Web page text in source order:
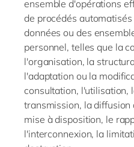
ensemble d'opérations
de procédés
données ou des
personnel, telles que la
l'organisation, la
l'adaptation ou la
consultation, l'utilisation,
transmission, la
mise à disposition, le
l'interconnexion, la